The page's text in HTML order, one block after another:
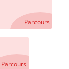
Parcours
Parcours